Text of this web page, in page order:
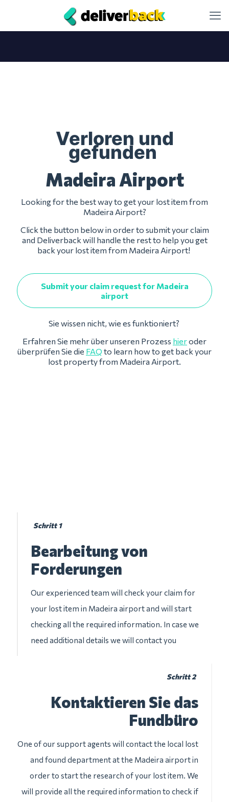
Verloren und
gefunden
Madeira Airport
Looking for the best way to get your lost item from
Madeira Airport?
Click the button below in order to submit your claim
and Deliverback will handle the rest to help you get
back your lost item from Madeira Airport!
Submit your claim request for Madeira
airport
Sie wissen nicht, wie es funktioniert?
Erfahren Sie mehr über unseren Prozess hieroder
überprüfen Sie die FAQ to learn how to get back your
lost property from Madeira Airport.
Schritt 1
Bearbeitung von
Forderungen
Our experienced team will check your claim for
your lost item in Madeira airport and will start
checking all the required information. In case we
need additional details we will contact you
Schritt 2
Kontaktieren Sie das
Fundbüro
One of our support agents will contact the local lost
and found department at the Madeira airport in
order to start the research of your lost item. We
will provide all the required information to check if